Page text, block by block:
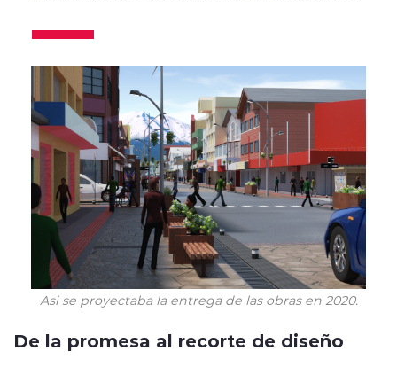
Asi se proyectaba la entrega de las obras en 2020.
De la promesa al recorte de diseño